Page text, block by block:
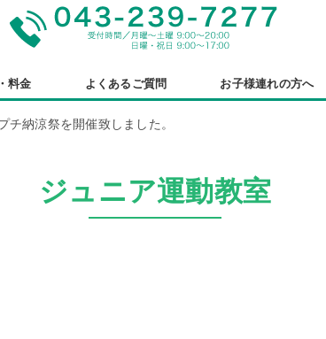
料金 よくあるご質問 お子様連れの方へ
チ納涼祭を開催致しました。
ジュニア運動教室